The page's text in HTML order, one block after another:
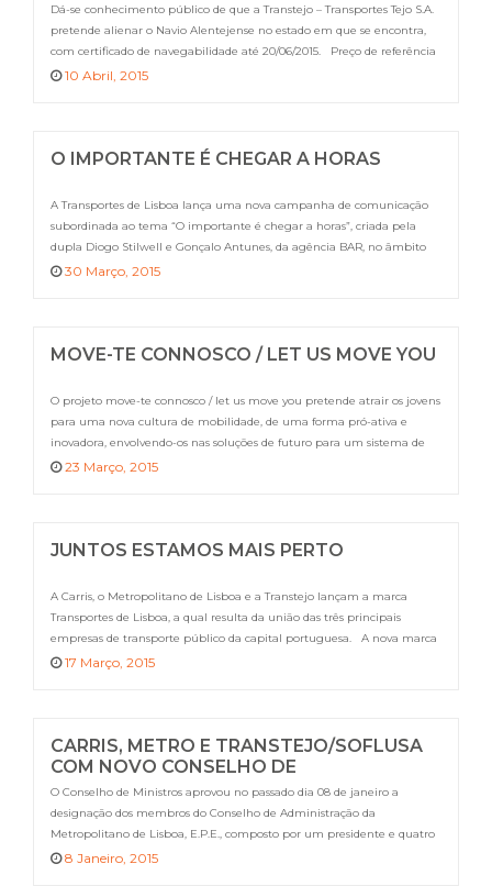
Dá-se conhecimento público de que a Transtejo – Transportes Tejo S.A.
pretende alienar o Navio Alentejense no estado em que se encontra,
com certificado de navegabilidade até 20/06/2015. Preço de referência
€100.000,00, a que acresce IVA. As propostas devem indicar o
10 Abril, 2015
O IMPORTANTE É CHEGAR A HORAS
A Transportes de Lisboa lança uma nova campanha de comunicação
subordinada ao tema “O importante é chegar a horas”, criada pela
dupla Diogo Stilwell e Gonçalo Antunes, da agência BAR, no âmbito
do Cannes Lions Young Creatives. Esta campanha marcou a
30 Março, 2015
MOVE-TE CONNOSCO / LET US MOVE YOU
O projeto move-te connosco / let us move you pretende atrair os jovens
para uma nova cultura de mobilidade, de uma forma pró-ativa e
inovadora, envolvendo-os nas soluções de futuro para um sistema de
transportes sustentável. É um projeto cofinanciado pelo programa
23 Março, 2015
JUNTOS ESTAMOS MAIS PERTO
A Carris, o Metropolitano de Lisboa e a Transtejo lançam a marca
Transportes de Lisboa, a qual resulta da união das três principais
empresas de transporte público da capital portuguesa. A nova marca
– o seu logotipo e a sua imagem gráfica – será dada a conhecer através
17 Março, 2015
CARRIS, METRO E TRANSTEJO/SOFLUSA
COM NOVO CONSELHO DE
ADMINISTRAÇÃO
O Conselho de Ministros aprovou no passado dia 08 de janeiro a
designação dos membros do Conselho de Administração da
Metropolitano de Lisboa, E.P.E., composto por um presidente e quatro
vogais. O novo conselho de administração será, desta forma,
8 Janeiro, 2015